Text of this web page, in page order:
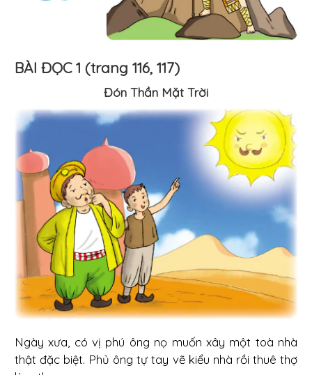
BÀI ĐỌC 1 (trang 116, 117)
Đón Thần Mặt Trời
Ngày xưa, có vị phú ông nọ muốn xây một toà nhà
thật đặc biệt. Phủ ông tự tay vẽ kiểu nhà rồi thuê thợ